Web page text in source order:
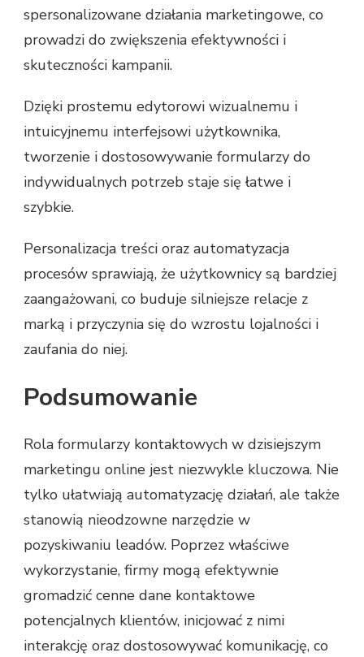
spersonalizowane działania marketingowe, co
prowadzi do zwiększenia efektywności i
skuteczności kampanii.
Dzięki prostemu edytorowi wizualnemu i
intuicyjnemu interfejsowi użytkownika,
tworzenie i dostosowywanie formularzy do
indywidualnych potrzeb staje się łatwe i
szybkie.
Personalizacja treści oraz automatyzacja
procesów sprawiają, że użytkownicy są bardziej
zaangażowani, co buduje silniejsze relacje z
marką i przyczynia się do wzrostu lojalności i
zaufania do niej.
Podsumowanie
Rola formularzy kontaktowych w dzisiejszym
marketingu online jest niezwykle kluczowa. Nie
tylko ułatwiają automatyzację działań, ale także
stanowią nieodzowne narzędzie w
pozyskiwaniu leadów. Poprzez właściwe
wykorzystanie, firmy mogą efektywnie
gromadzić cenne dane kontaktowe
potencjalnych klientów, inicjować z nimi
interakcję oraz dostosowywać komunikację, co